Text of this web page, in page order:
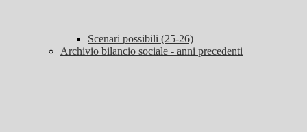
Scenari possibili (25-26)
Archivio bilancio sociale - anni precedenti